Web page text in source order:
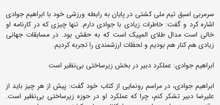
سرمربی اسبق تیم ملی کشتی در پایان به رابطه ورزشی خود با ابراهیم جوادی
اشاره کرد و گفت: خاطرات زیادی با جوادی دارم. تنها چیزی که در کارنامه او
خالی است مدال طلای المپیک است که به حقش بود. در مسابقات جهانی
زیادی هم کنار هم بودیم و لحظات ارزشمندی را تجربه کردیم.
ابراهیم جوادی: عملکرد دبیر در بخش زیرساختی بی‌نظیر است
ابراهیم جوادی، در مراسم رونمایی از کتاب خود گفت: پیش از هر چیز باید از
علیرضا دبیر تشکر کنم، چرا که عملکرد او در حوزه زیرساختی بی‌نظیر است.